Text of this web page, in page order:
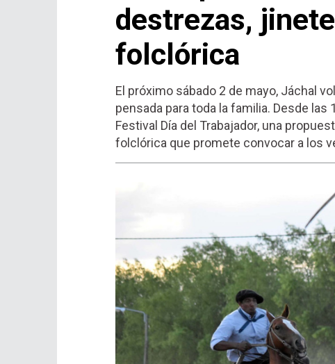
destrezas,
folclórica
El próximo sábado 2 de mayo, Jáchal
pensada para toda la familia. Desde las
Festival Día del Trabajador, una
folclórica que promete convocar a los